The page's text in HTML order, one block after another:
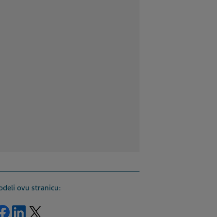
ovu stranicu:
Podeli ovu stranicu Facebook:
Podeli ovu stranicu LinkedIn: